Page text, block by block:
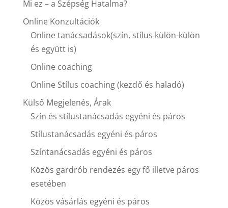
Mi ez – a Szépség Hatalma?
Online Konzultációk
Online tanácsadások(szín, stílus külön-külön
és együtt is)
Online coaching
Online Stílus coaching (kezdő és haladó)
Külső Megjelenés, Árak
Szín és stílustanácsadás egyéni és páros
Stílustanácsadás egyéni és páros
Színtanácsadás egyéni és páros
Közös gardrób rendezés egy fő illetve páros
esetében
Közös vásárlás egyéni és páros